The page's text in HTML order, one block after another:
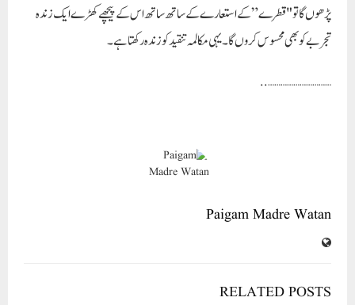
پڑھوں گا تو "قطرے” کے استعارے کے ساتھ ساتھ اس کے پیچھے کھڑے ایک زندہ
تجربے کو بھی محسوس کروں گا۔ یہی مکالمہ تنقید کو زندہ رکھتا ہے۔
…………………………
..
Paigam Madre Watan
RELATED POSTS